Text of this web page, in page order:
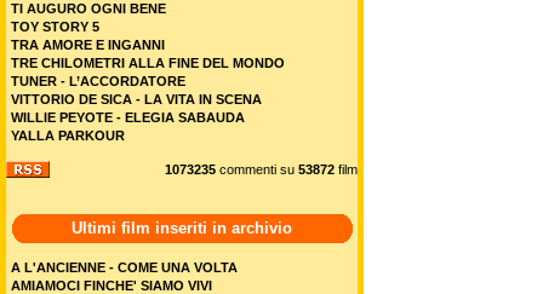
TI AUGURO OGNI BENE
TOY STORY 5
TRA AMORE E INGANNI
TRE CHILOMETRI ALLA FINE DEL MONDO
TUNER - L’ACCORDATORE
VITTORIO DE SICA - LA VITA IN SCENA
WILLIE PEYOTE - ELEGIA SABAUDA
YALLA PARKOUR
1073235 commenti su 53872 film
Ultimi film inseriti in archivio
A L'ANCIENNE - COME UNA VOLTA
AMIAMOCI FINCHE' SIAMO VIVI